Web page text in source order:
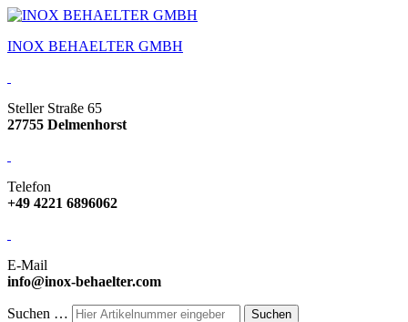
INOX BEHAELTER GMBH
Steller Straße 65
27755 Delmenhorst
Telefon
+49 4221 6896062
E-Mail
info@inox-behaelter.com
Suchen …